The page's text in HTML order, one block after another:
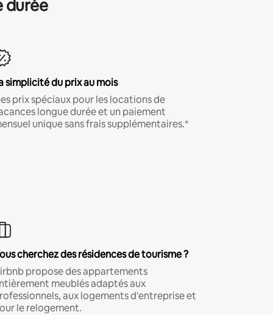
durée
simplicité du prix au mois
prix spéciaux pour les locations de
longue durée et un paiement
unique sans frais supplémentaires.*
cherchez des résidences de tourisme ?
propose des appartements
meublés adaptés aux
aux logements d'entreprise et
le relogement.